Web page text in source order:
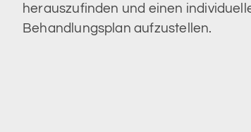
herauszufinden und einen
Behandlungsplan aufzustellen.